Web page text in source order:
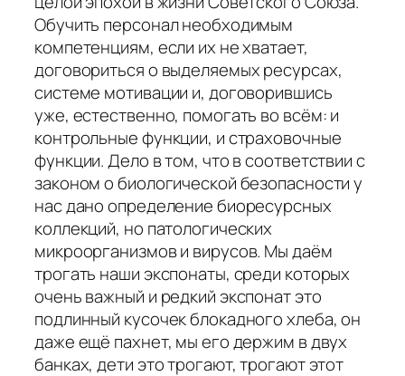
Обучить персонал необходимым
компетенциям, если их не хватает,
договориться о выделяемых ресурсах,
системе мотивации и, договорившись
уже, естественно, помогать во всём: и
контрольные функции, и страховочные
функции. Дело в том, что в соответствии с
законом о биологической безопасности у
нас дано определение биоресурсных
коллекций, но патологических
микроорганизмов и вирусов. Мы даём
трогать наши экспонаты, среди которых
очень важный и редкий экспонат это
подлинный кусочек блокадного хлеба, он
даже ещё пахнет, мы его держим в двух
банках, дети это трогают, трогают этот